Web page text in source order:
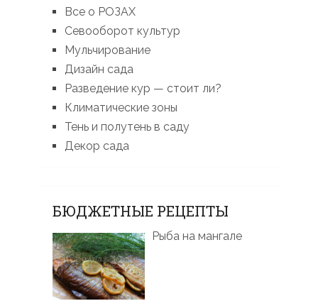
Все о РОЗАХ
Севооборот культур
Мульчирование
Дизайн сада
Разведение кур — стоит ли?
Климатические зоны
Тень и полутень в саду
Декор сада
БЮДЖЕТНЫЕ РЕЦЕПТЫ
Рыба на мангале